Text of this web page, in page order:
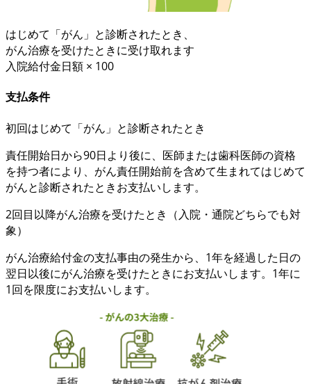
はじめて「がん」と診断されたとき、
がん治療を受けたときに受け取れます
入院給付金日額 × 100
支払条件
初回はじめて「がん」と診断されたとき
責任開始日から90日より後に、医師または歯科医師の資格
を持つ者により、がん責任開始前を含めて生まれてはじめて
がんと診断されたときお支払いします。
2回目以降がん治療を受けたとき （入院・通院どちらでも対
象）
がん治療給付金の支払事由の発生から、 1年を経過した日の
翌日以後にがん治療を受けたときにお支払いします。1年に
1回を限度にお支払いします。